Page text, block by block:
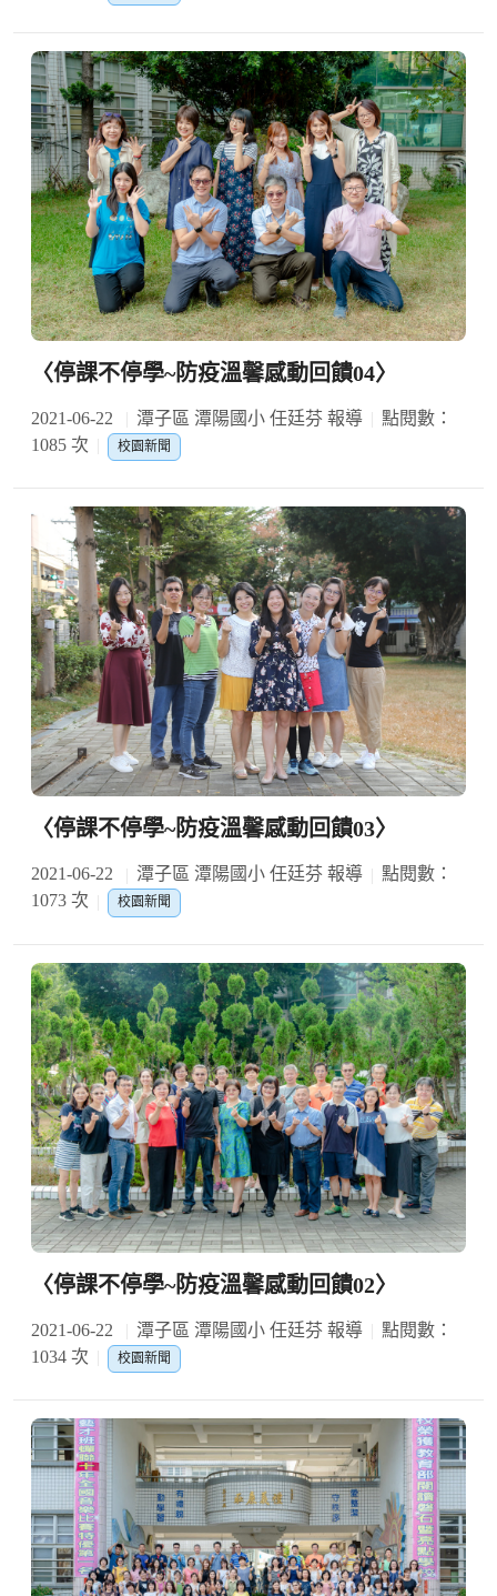
〈停課不停學~防疫溫馨感動回饋04〉
2021-06-22 潭子區 潭陽國小 任廷芬 報導
點閱數：
1085 次
校園新聞
〈停課不停學~防疫溫馨感動回饋03〉
2021-06-22 潭子區 潭陽國小 任廷芬 報導
點閱數：
1073 次
校園新聞
〈停課不停學~防疫溫馨感動回饋02〉
2021-06-22 潭子區 潭陽國小 任廷芬 報導
點閱數：
1034 次
校園新聞